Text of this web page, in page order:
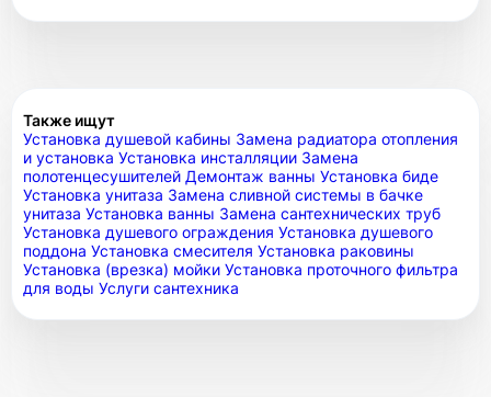
Также ищут
Установка душевой кабины Замена радиатора отопления
и установка Установка инсталляции Замена
полотенцесушителей Демонтаж ванны Установка биде
Установка унитаза Замена сливной системы в бачке
унитаза Установка ванны Замена сантехнических труб
Установка душевого ограждения Установка душевого
поддона Установка смесителя Установка раковины
Установка (врезка) мойки Установка проточного фильтра
для воды Услуги сантехника